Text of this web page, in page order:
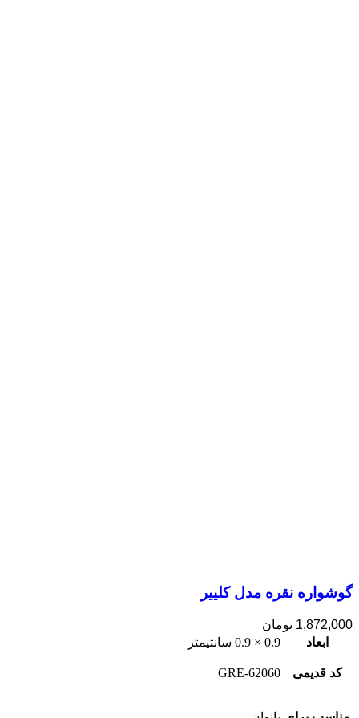
گوشواره نقره مدل کلییر
1,872,000 تومان
ابعاد
0.9 × 0.9 سانتیمتر
کد قدیمی 62060-GRE